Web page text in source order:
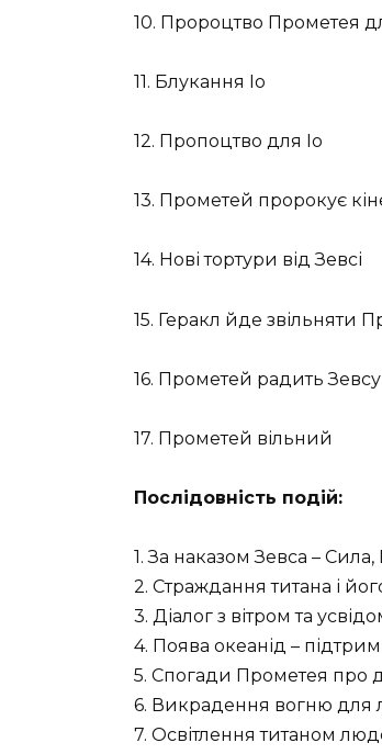
10. Пророцтво Прометея
11. Блукання Іо
12. Пропоцтво для Іо
13. Прометей пророкує
14. Нові тортури від Зевсі
15. Геракл йде звільняти
16. Прометей радить
17. Прометей вільний
Послідовність подій:
1. За наказом Зевса –
2. Страждання титана і
3. Діалог з вітром та
4. Поява океанід –
5. Спогади Прометея про
6. Викрадення вогню для
7. Освітлення титаном